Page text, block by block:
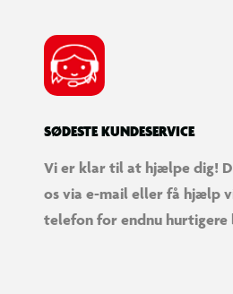
SØDESTE KUNDESERVICE
Vi er klar til at hjælpe dig!
os via e-mail eller få hjælp
telefon for endnu hurtigere